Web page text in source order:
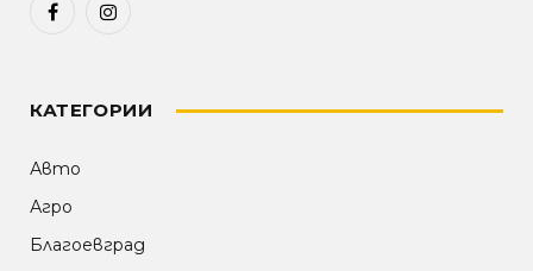
FacebookInstagram
КАТЕГОРИИ
Авто
Агро
Благоевград